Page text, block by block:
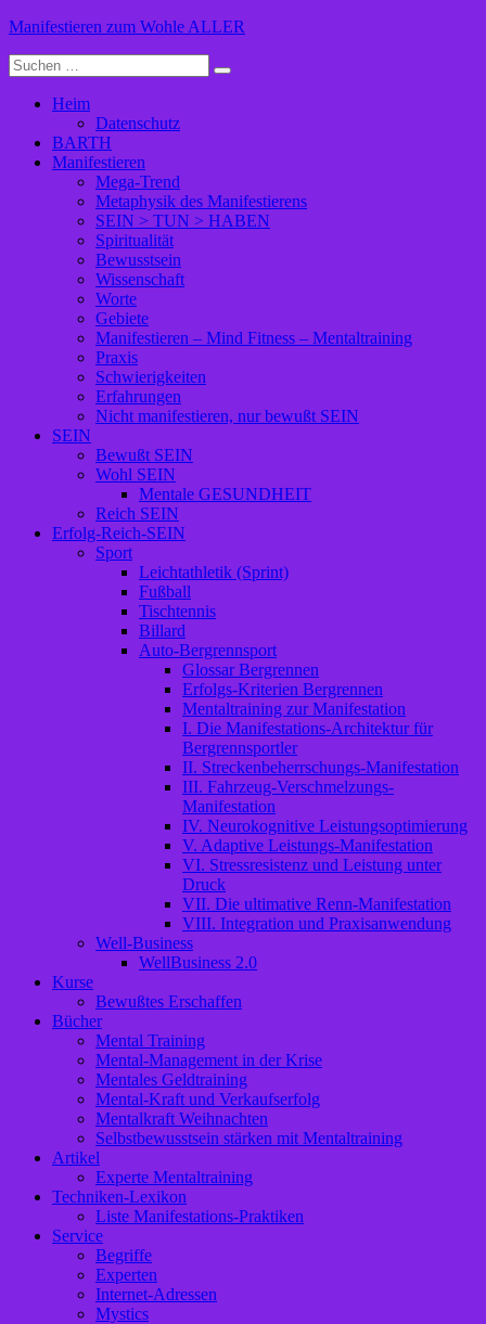
Zum
springen
Manifestieren zum Wohle ALLER
Suche
nach:
Heim
Datenschutz
BARTH
Manifestieren
Mega-Trend
Metaphysik des Manifestierens
SEIN > TUN > HABEN
Spiritualität
Bewusstsein
Wissenschaft
Worte
Gebiete
Manifestieren – Mind Fitness – Mentaltraining
Praxis
Schwierigkeiten
Erfahrungen
Nicht manifestieren, nur bewußt SEIN
SEIN
Bewußt SEIN
Wohl SEIN
Mentale GESUNDHEIT
Reich SEIN
Erfolg-Reich-SEIN
Sport
Leichtathletik (Sprint)
Fußball
Tischtennis
Billard
Auto-Bergrennsport
Glossar Bergrennen
Erfolgs-Kriterien Bergrennen
Mentaltraining zur Manifestation
I. Die Manifestations-Architektur für
Bergrennsportler
II. Streckenbeherrschungs-Manifestation
III. Fahrzeug-Verschmelzungs-
Manifestation
IV. Neurokognitive Leistungsoptimierung
V. Adaptive Leistungs-Manifestation
VI. Stressresistenz und Leistung unter
Druck
VII. Die ultimative Renn-Manifestation
VIII. Integration und Praxisanwendung
Well-Business
WellBusiness 2.0
Kurse
Bewußtes Erschaffen
Bücher
Mental Training
Mental-Management in der Krise
Mentales Geldtraining
Mental-Kraft und Verkaufserfolg
Mentalkraft Weihnachten
Selbstbewusstsein stärken mit Mentaltraining
Artikel
Experte Mentaltraining
Techniken-Lexikon
Liste Manifestations-Praktiken
Service
Begriffe
Experten
Internet-Adressen
Mystics